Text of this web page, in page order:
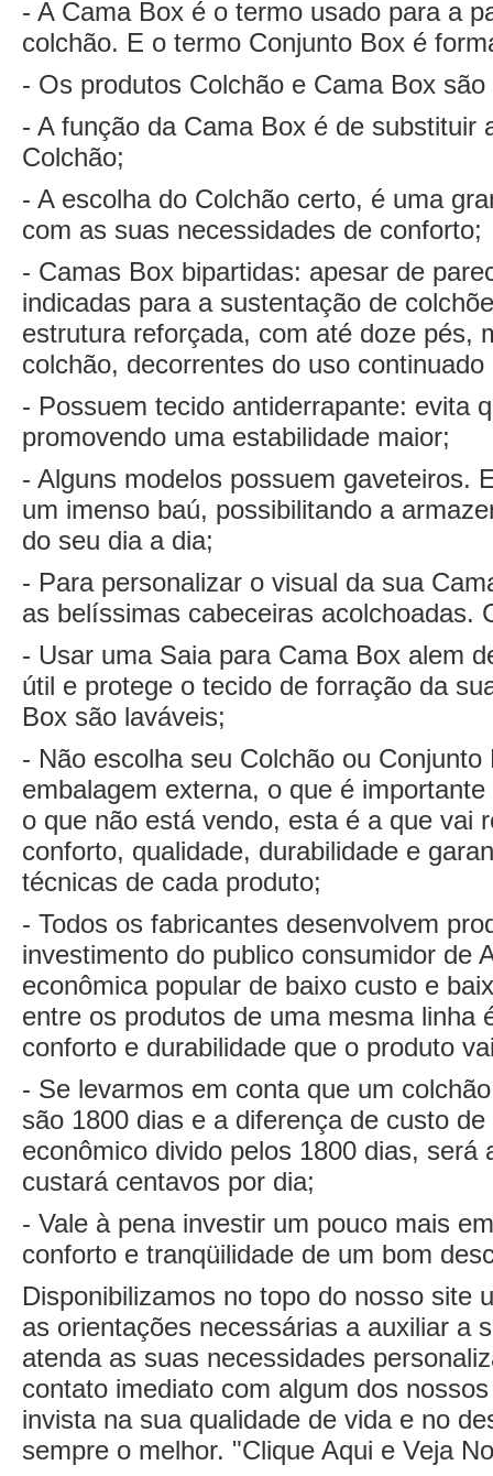
- A Cama Box é o termo usado para a
colchão. E o termo Conjunto Box é
- Os produtos Colchão e Cama Box
- A função da Cama Box é de
Colchão;
- A escolha do Colchão certo, é uma
com as suas necessidades de conforto;
- Camas Box bipartidas: apesar de
indicadas para a sustentação de
estrutura reforçada, com até doze pés,
colchão, decorrentes do uso
- Possuem tecido antiderrapante: evita
promovendo uma estabilidade maior;
- Alguns modelos possuem gaveteiros.
um imenso baú, possibilitando a
do seu dia a dia;
- Para personalizar o visual da sua
as belíssimas cabeceiras acolchoadas.
- Usar uma Saia para Cama Box alem
útil e protege o tecido de forração da
Box são laváveis;
- Não escolha seu Colchão ou
embalagem externa, o que é
o que não está vendo, esta é a que vai
conforto, qualidade, durabilidade e
técnicas de cada produto;
- Todos os fabricantes desenvolvem
investimento do publico consumidor de
econômica popular de baixo custo e
entre os produtos de uma mesma linha
conforto e durabilidade que o produto
- Se levarmos em conta que um
são 1800 dias e a diferença de custo
econômico divido pelos 1800 dias,
custará centavos por dia;
- Vale à pena investir um pouco mais
conforto e tranqüilidade de um bom
Disponibilizamos no topo do nosso site
as orientações necessárias a auxiliar a
atenda as suas necessidades
contato imediato com algum dos
invista na sua qualidade de vida e no
sempre o melhor. "Clique Aqui e Veja